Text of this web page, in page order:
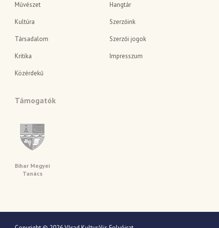
Művészet
Kultúra
Társadalom
Kritika
Közérdekű
Hangtár
Szerzőink
Szerzői jogok
Impresszum
Támogatók
Bihar Megyei
Tanács